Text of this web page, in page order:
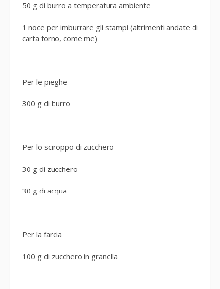
50 g di burro a temperatura ambiente
1 noce per imburrare gli stampi (altrimenti andate di
carta forno, come me)
Per le pieghe
300 g di burro
Per lo sciroppo di zucchero
30 g di zucchero
30 g di acqua
Per la farcia
100 g di zucchero in granella